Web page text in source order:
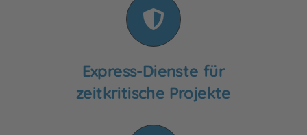
Express-Dienste für
zeitkritische Projekte